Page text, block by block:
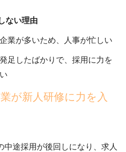
ない理由
業が多いため、人事が忙しい
足したばかりで、採用に力を
が新人研修に力を入
中途採用が後回しになり、求人